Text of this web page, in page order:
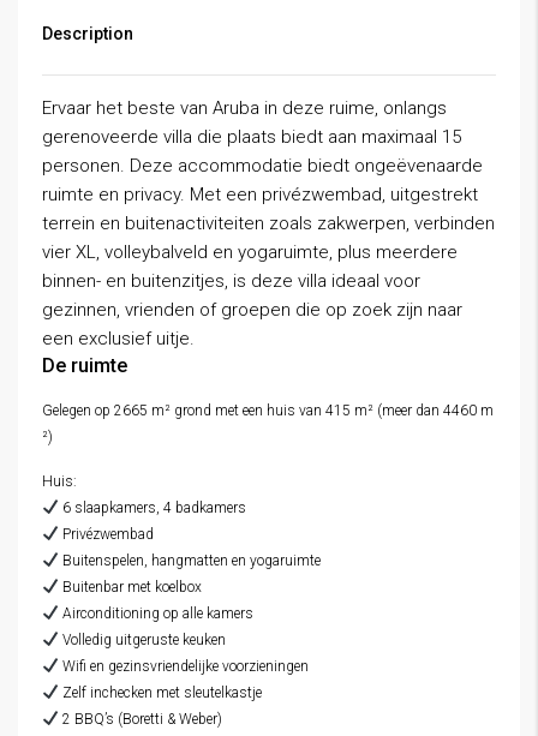
Description
Ervaar het beste van Aruba in deze ruime, onlangs
gerenoveerde villa die plaats biedt aan maximaal 15
personen. Deze accommodatie biedt ongeëvenaarde
ruimte en privacy. Met een privézwembad, uitgestrekt
terrein en buitenactiviteiten zoals zakwerpen, verbinden
vier XL, volleybalveld en yogaruimte, plus meerdere
binnen- en buitenzitjes, is deze villa ideaal voor
gezinnen, vrienden of groepen die op zoek zijn naar
een exclusief uitje.
De ruimte
Gelegen op 2665 m² grond met een huis van 415 m² (meer dan 4460 m
²)
Huis:
6 slaapkamers, 4 badkamers
Privézwembad
Buitenspelen, hangmatten en yogaruimte
Buitenbar met koelbox
Airconditioning op alle kamers
Volledig uitgeruste keuken
Wifi en gezinsvriendelijke voorzieningen
Zelf inchecken met sleutelkastje
2 BBQ’s (Boretti & Weber)